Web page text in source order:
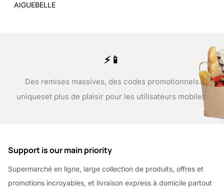
AIGUEBELLE
⚡📱
Des remises massives, des codes promotionnels
uniqueset plus de plaisir pour les utilisateurs mobiles.
Support is our main priority
Supermarché en ligne, large collection de produits, offres et
promotions incroyables, et livraison express à domicile partout